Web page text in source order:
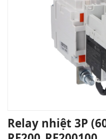
Relay nhiệt 3P